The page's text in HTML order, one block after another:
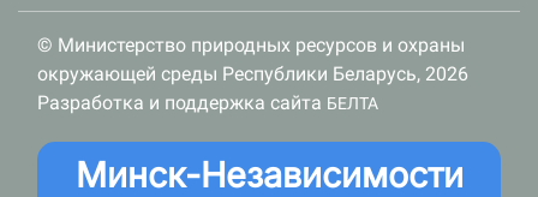
© Министерство природных ресурсов и охраны
окружающей среды Республики Беларусь, 2026
Разработка и поддержка сайта БЕЛТА
Минск-Независимости